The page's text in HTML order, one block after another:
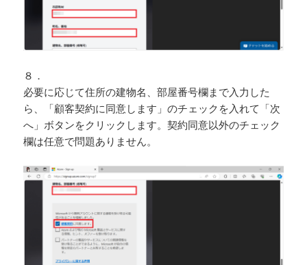
８．
必要に応じて住所の建物名、部屋番号欄まで入力した
ら、「顧客契約に同意します」のチェックを入れて「次
へ」ボタンをクリックします。契約同意以外のチェック
欄は任意で問題ありません。